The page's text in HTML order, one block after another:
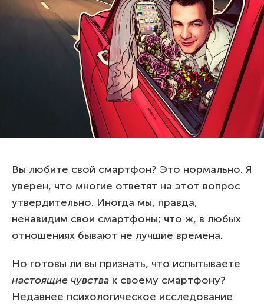
Вы любите свой смартфон? Это нормально. Я
уверен, что многие ответят на этот вопрос
утвердительно. Иногда мы, правда,
ненавидим свои смартфоны; что ж, в любых
отношениях бывают не лучшие времена.
Но готовы ли вы признать, что испытываете
настоящие чувства к своему смартфону?
Недавнее психологическое исследование